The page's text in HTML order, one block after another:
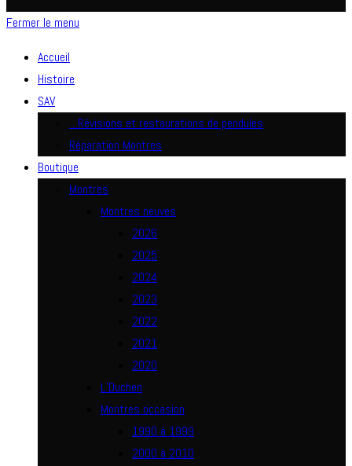
Fermer le menu
Accueil
Histoire
SAV
…Révisions et restaurations de pendules
Réparation Montres
Boutique
Montres
Montres neuves
2026
2025
2024
2023
2022
2021
2020
L’Duchen
Montres occasion
1990 à 1999
2000 à 2010